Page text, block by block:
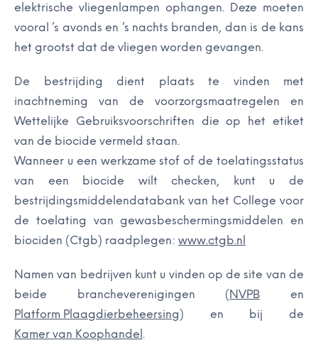
elektrische vliegenlampen ophangen. Deze moeten
vooral ’s avonds en ’s nachts branden, dan is de kans
het grootst dat de vliegen worden gevangen.
De bestrijding dient plaats te vinden met
inachtneming van de voorzorgsmaatregelen en
Wettelijke Gebruiksvoorschriften die op het etiket
van de biocide vermeld staan.
Wanneer u een werkzame stof of de toelatingsstatus
van een biocide wilt checken, kunt u de
bestrijdingsmiddelendatabank van het College voor
de toelating van gewasbeschermingsmiddelen en
biociden (Ctgb) raadplegen: www.ctgb.nl
Namen van bedrijven kunt u vinden op de site van de
beide brancheverenigingen (NVPB en
Platform Plaagdierbeheersing) en bij de
Kamer van Koophandel .